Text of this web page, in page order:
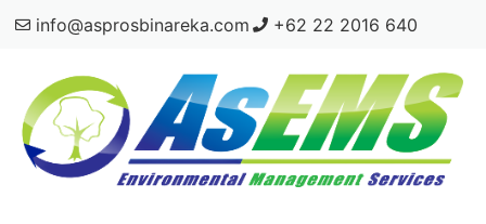
info@asprosbinareka.com +62 22 2016 640